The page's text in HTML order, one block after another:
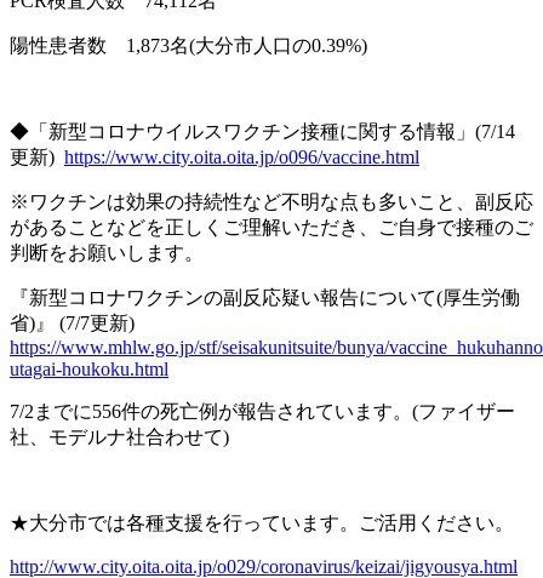
陽性患者数 1,873名(大分市人口の0.39%)
◆「新型コロナウイルスワクチン接種に関する情報」 (7/14
更新) https://www.city.oita.oita.jp/o096/vaccine.html
※ ワクチンは効果の持続性など不明な点も多いこと、副反応
があることなどを正しくご理解いただき、ご自身で接種のご
判断をお願いします。
『新型コロナワクチンの副反応疑い報告について(厚生労働
省) 』 (7/7更新)
https://www.mhlw.go.jp/stf/seisakunitsuite/bunya/
utagai-houkoku.html
7/2 までに556件の死亡例が報告されています。 (ファイザー
社、モデルナ社合わせて)
★大分市では各種支援を行っています。ご活用ください。
http://www.city.oita.oita.jp/o029/coronavirus/keizai/jigyousya.html